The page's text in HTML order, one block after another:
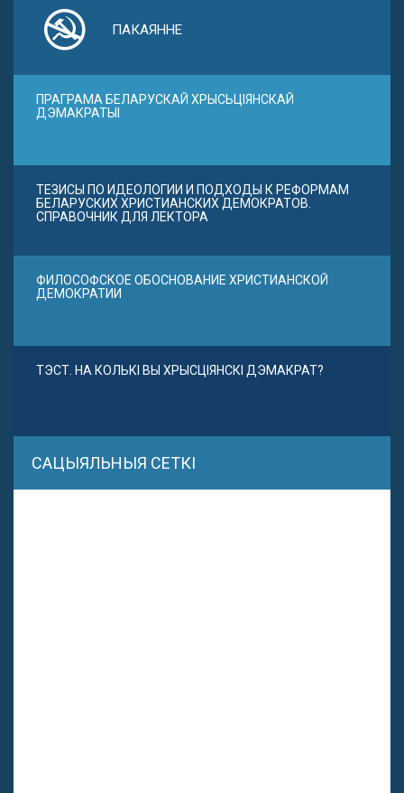
ПАКАЯННЕ
ПРАГРАМА БЕЛАРУСКАЙ ХРЫСЬЦІЯНСКАЙ
ДЭМАКРАТЫІ
ТЕЗИСЫ ПО ИДЕОЛОГИИ И ПОДХОДЫ К РЕФОРМАМ
БЕЛАРУСКИХ ХРИСТИАНСКИХ ДЕМОКРАТОВ.
СПРАВОЧНИК ДЛЯ ЛЕКТОРА
ФИЛОСОФСКОЕ ОБОСНОВАНИЕ ХРИСТИАНСКОЙ
ДЕМОКРАТИИ
ТЭСТ. НА КОЛЬКІ ВЫ ХРЫСЦІЯНСКІ ДЭМАКРАТ?
САЦЫЯЛЬНЫЯ СЕТКІ